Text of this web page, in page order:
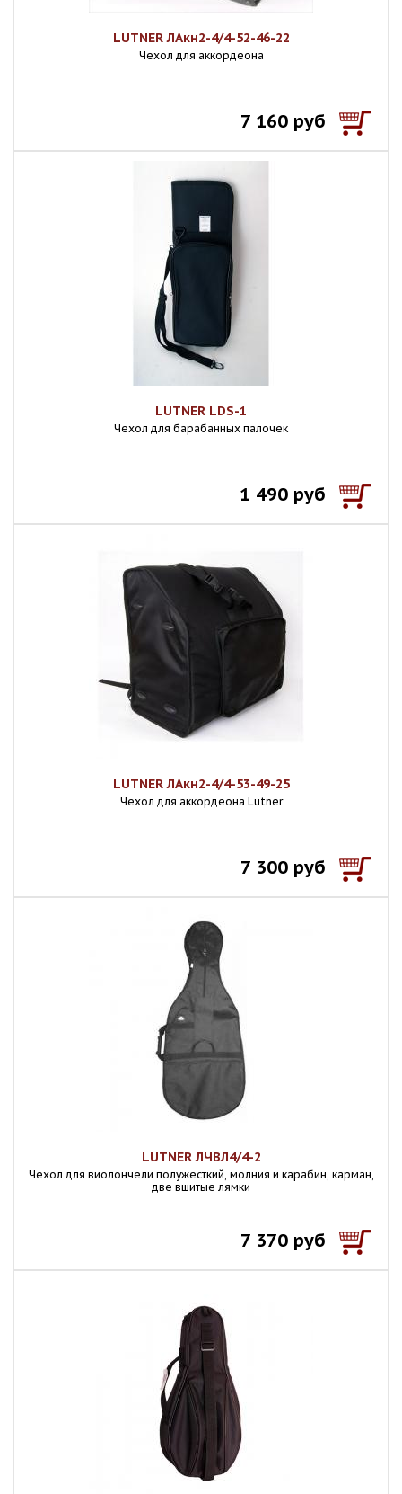
LUTNER ЛАкн2-4/4-52-46-22
Чехол для аккордеона
7 160 руб
LUTNER LDS-1
Чехол для барабанных палочек
1 490 руб
LUTNER ЛАкн2-4/4-53-49-25
Чехол для аккордеона Lutner
7 300 руб
LUTNER ЛЧВЛ4/4-2
Чехол для виолончели полужесткий, молния и карабин, карман,
две вшитые лямки
7 370 руб